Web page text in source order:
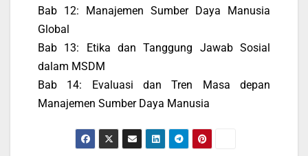
Bab 12: Manajemen Sumber Daya Manusia
Global
Bab 13: Etika dan Tanggung Jawab Sosial
dalam MSDM
Bab 14: Evaluasi dan Tren Masa depan
Manajemen Sumber Daya Manusia